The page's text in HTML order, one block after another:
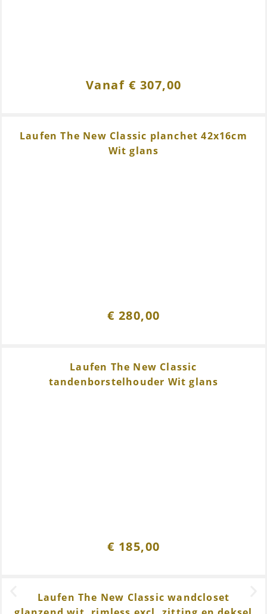
Vanaf € 307,00
Laufen The New Classic planchet 42x16cm
Wit glans
€ 280,00
Laufen The New Classic
tandenborstelhouder Wit glans
€ 185,00
Laufen The New Classic wandcloset